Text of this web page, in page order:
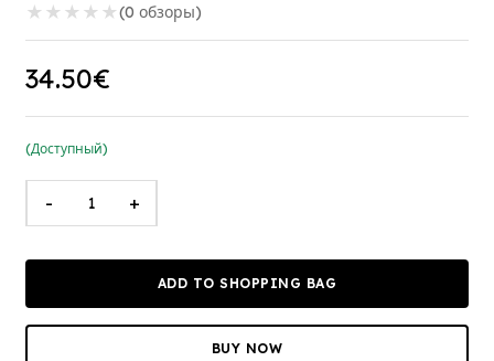
★ ★ ★ ★ ★(0 обзоры)
34.50€
(Доступный)
- +
ADD TO SHOPPING BAG
BUY NOW